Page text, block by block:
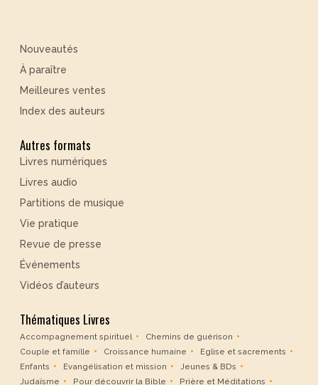
Nouveautés
À paraître
Meilleures ventes
Index des auteurs
Autres formats
Livres numériques
Livres audio
Partitions de musique
Vie pratique
Revue de presse
Événements
Vidéos d’auteurs
Thématiques Livres
Accompagnement spirituel
Chemins de guérison
Couple et famille
Croissance humaine
Eglise et sacrements
Enfants
Evangélisation et mission
Jeunes & BDs
Judaïsme
Pour découvrir la Bible
Prière et Méditations